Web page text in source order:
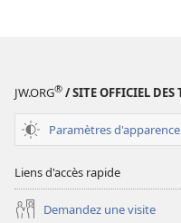
JW.ORG® / SITE OFFICIEL DES
Paramètres d'apparence
Liens d'accès rapide
Demandez une visite